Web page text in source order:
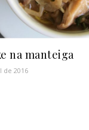
na manteiga
de 2016